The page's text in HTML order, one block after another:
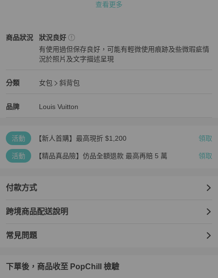
🌇香港實體註冊公司，擁有完整日本中古回收供應鏈，專注二手精品
⚠️全網最低價❗️我們客單利潤只有5%，只賺物流服務費❗️絕對全網最低
謝絕大幅砍價。以免浪費雙方時間❤️
查看更多
商品狀況
Louis Vuitton女包商品狀態與細節
狀況良好
有使用過但保存良好，可能有輕微使用痕跡及些微瑕疵情
況於照片及文字描述呈現
分類
Louis Vuitton女包 分類資訊
女包
斜背包
品牌
Louis Vuitton精品女包品牌介紹
Louis Vuitton
Louis Vuitton推薦清單
活動 【新人首購】最高現折 $1,200 領取
活動 【精品真品險】仿品全額退款 最高再賠 5 萬 領取
付款方式
跨境商品配送說明
常見問題
下單後，商品收至 PopChill 檢驗